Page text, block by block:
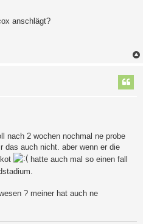
anschlägt?
nach 2 wochen nochmal ne probe
das auch nicht. aber wenn er die
hatte auch mal so einen fall
? meiner hat auch ne